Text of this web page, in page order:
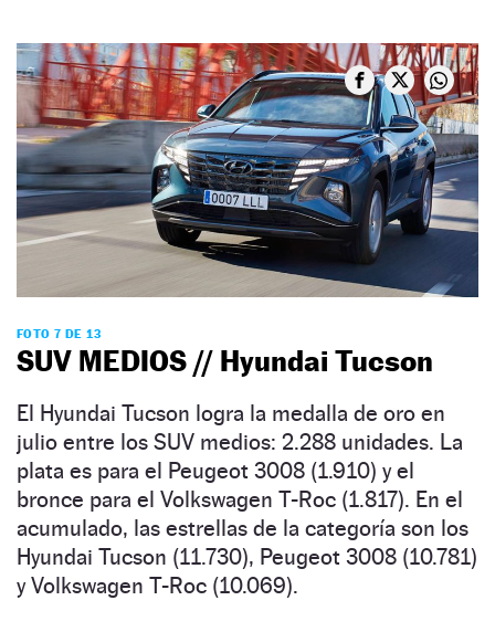
FOTO 7 DE 13
SUV MEDIOS // Hyundai Tucson
El Hyundai Tucson logra la medalla de oro en
julio entre los SUV medios: 2.288 unidades. La
plata es para el Peugeot 3008 (1.910) y el
bronce para el Volkswagen T-Roc (1.817). En el
acumulado, las estrellas de la categoría son los
Hyundai Tucson (11.730), Peugeot 3008 (10.781)
y Volkswagen T-Roc (10.069).